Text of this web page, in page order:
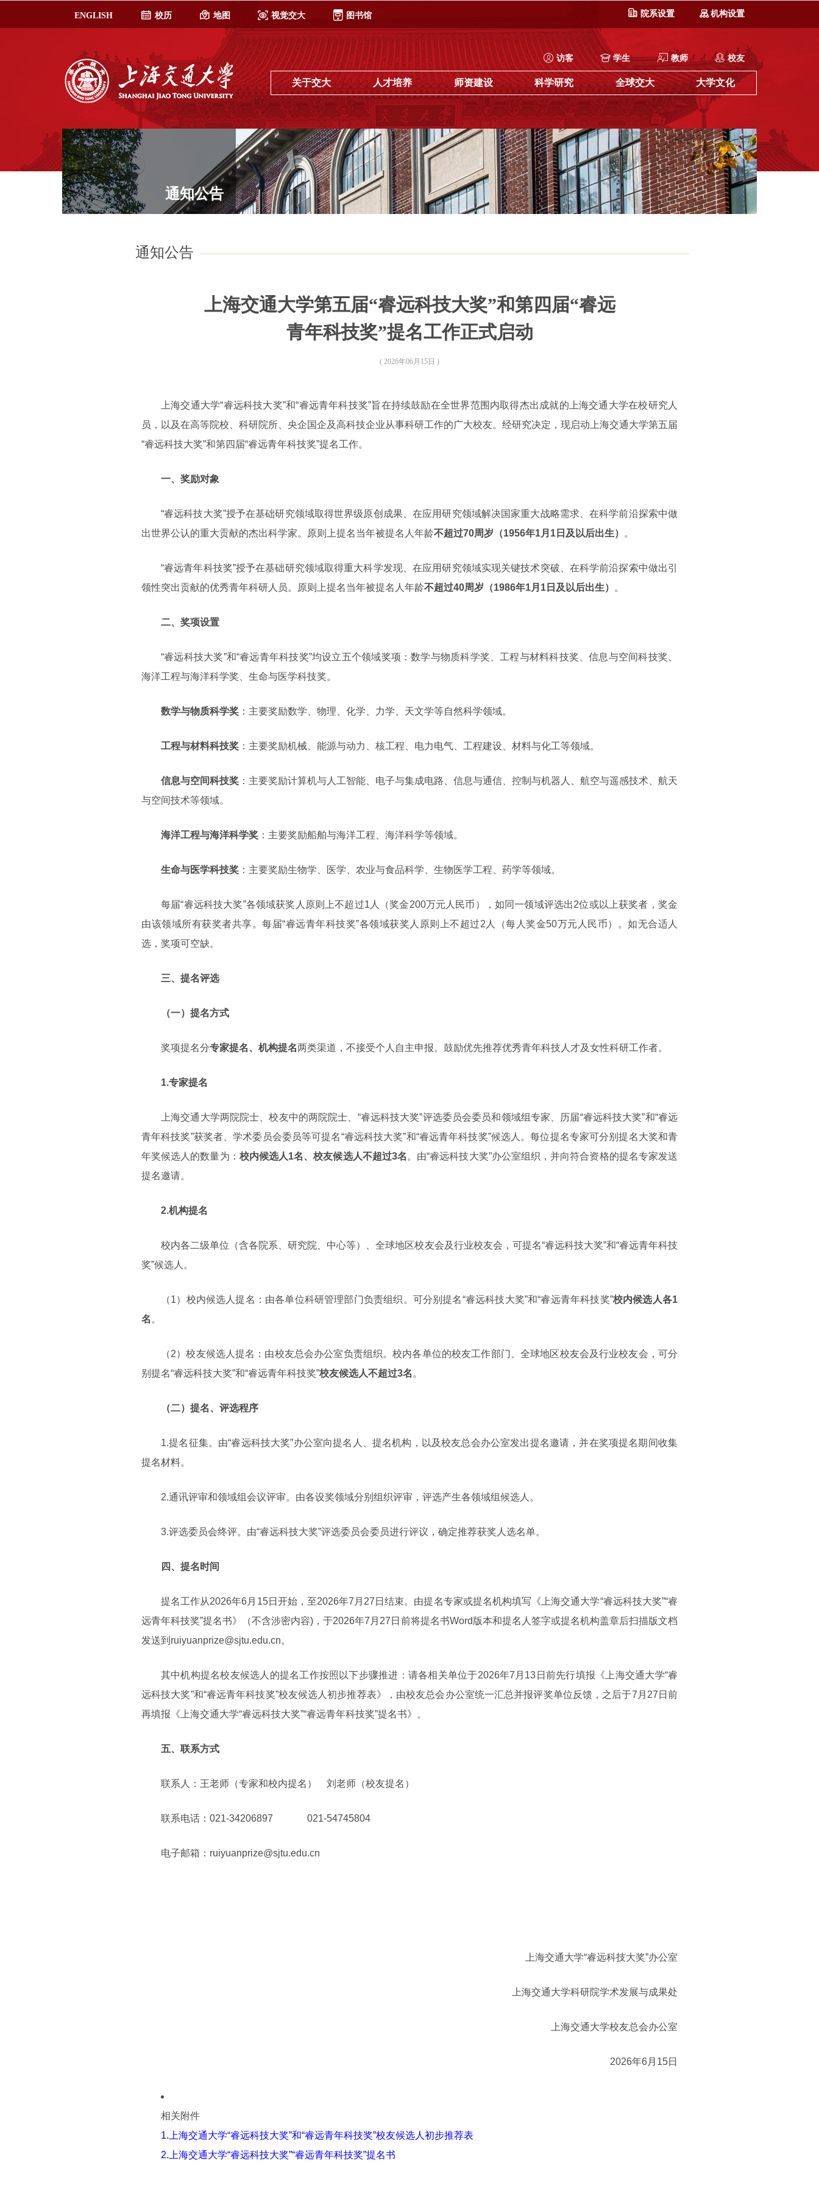
ENGLISH 校历 地图 视觉交大 图书馆 院系设置 机构设置
访客 学生 教师 校友
关于交大 人才培养 师资建设 科学研究 全球交大 大学文化
通知公告
通知公告
上海交通大学第五届“睿远科技大奖”和第四届“睿远
青年科技奖”提名工作正式启动
( 2026年06月15日 )
上海交通大学“睿远科技大奖”和“睿远青年科技奖”旨在持续鼓励在全世界范围内取得杰出成就的上海交通大学在校研究人
员，以及在高等院校、科研院所、央企国企及高科技企业从事科研工作的广大校友。经研究决定，现启动上海交通大学第五届
“睿远科技大奖”和第四届“睿远青年科技奖”提名工作。
一、奖励对象
“睿远科技大奖”授予在基础研究领域取得世界级原创成果、在应用研究领域解决国家重大战略需求、在科学前沿探索中做
出世界公认的重大贡献的杰出科学家。原则上提名当年被提名人年龄不超过70周岁（1956年1月1日及以后出生） 。
“睿远青年科技奖”授予在基础研究领域取得重大科学发现、在应用研究领域实现关键技术突破、在科学前沿探索中做出引
领性突出贡献的优秀青年科研人员。原则上提名当年被提名人年龄不超过40周岁（1986年1月1日及以后出生） 。
二、奖项设置
“睿远科技大奖”和“睿远青年科技奖”均设立五个领域奖项：数学与物质科学奖、工程与材料科技奖、信息与空间科技奖、
海洋工程与海洋科学奖、生命与医学科技奖。
数学与物质科学奖 ：主要奖励数学、物理、化学、力学、天文学等自然科学领域。
工程与材料科技奖 ：主要奖励机械、能源与动力、核工程、电力电气、工程建设、材料与化工等领域。
信息与空间科技奖 ：主要奖励计算机与人工智能、电子与集成电路、信息与通信、控制与机器人、航空与遥感技术、航天
与空间技术等领域。
海洋工程与海洋科学奖 ：主要奖励船舶与海洋工程、海洋科学等领域。
生命与医学科技奖 ：主要奖励生物学、医学、农业与食品科学、生物医学工程、药学等领域。
每届“睿远科技大奖”各领域获奖人原则上不超过1人（奖金200万元人民币），如同一领域评选出2位或以上获奖者，奖金
由该领域所有获奖者共享。每届“睿远青年科技奖”各领域获奖人原则上不超过2人（每人奖金50万元人民币）。如无合适人
选，奖项可空缺。
三、提名评选
（一）提名方式
奖项提名分专家提名、机构提名两类渠道，不接受个人自主申报。鼓励优先推荐优秀青年科技人才及女性科研工作者。
1.专家提名
上海交通大学两院院士、校友中的两院院士、“睿远科技大奖”评选委员会委员和领域组专家、历届“睿远科技大奖”和“睿远
青年科技奖”获奖者、学术委员会委员等可提名“睿远科技大奖”和“睿远青年科技奖”候选人。每位提名专家可分别提名大奖和青
年奖候选人的数量为： 校内候选人1名、校友候选人不超过3名 。由“睿远科技大奖”办公室组织，并向符合资格的提名专家发送
提名邀请。
2.机构提名
校内各二级单位（含各院系、研究院、中心等）、全球地区校友会及行业校友会，可提名“睿远科技大奖”和“睿远青年科技
奖”候选人。
（1）校内候选人提名：由各单位科研管理部门负责组织。可分别提名“睿远科技大奖”和“睿远青年科技奖”校内候选人各1
名 。
（2）校友候选人提名：由校友总会办公室负责组织。校内各单位的校友工作部门、全球地区校友会及行业校友会，可分
别提名“睿远科技大奖”和“睿远青年科技奖”校友候选人不超过3名 。
（二）提名、评选程序
1.提名征集。由“睿远科技大奖”办公室向提名人、提名机构，以及校友总会办公室发出提名邀请，并在奖项提名期间收集
提名材料。
2.通讯评审和领域组会议评审。由各设奖领域分别组织评审，评选产生各领域组候选人。
3.评选委员会终评。由“睿远科技大奖”评选委员会委员进行评议，确定推荐获奖人选名单。
四、提名时间
提名工作从2026年6月15日开始，至2026年7月27日结束。由提名专家或提名机构填写《上海交通大学“睿远科技大奖”“睿
远青年科技奖”提名书》（不含涉密内容)，于2026年7月27日前将提名书Word版本和提名人签字或提名机构盖章后扫描版文档
发送到ruiyuanprize@sjtu.edu.cn。
其中机构提名校友候选人的提名工作按照以下步骤推进：请各相关单位于2026年7月13日前先行填报《上海交通大学“睿
远科技大奖”和“睿远青年科技奖”校友候选人初步推荐表》，由校友总会办公室统一汇总并报评奖单位反馈，之后于7月27日前
再填报《上海交通大学“睿远科技大奖”“睿远青年科技奖”提名书》。
五、联系方式
联系人：王老师（专家和校内提名） 刘老师（校友提名）
联系电话：021-34206897 021-54745804
电子邮箱：ruiyuanprize@sjtu.edu.cn
上海交通大学“睿远科技大奖”办公室
上海交通大学科研院学术发展与成果处
上海交通大学校友总会办公室
2026年6月15日
相关附件
1.上海交通大学“睿远科技大奖”和“睿远青年科技奖”校友候选人初步推荐表
2.上海交通大学“睿远科技大奖”“睿远青年科技奖”提名书